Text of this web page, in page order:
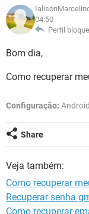
GUIA DE COMPRAS
INSTAGRAM
GUIA DE COMPRAS
CELULAR
OUTLOOK
JOGOS
CELULAR
OUTLOOK
INSTAGRAM
GLOSSÁRIO
INSTAGRAM
GUIA DE COMPRAS
04:50
Perfil
Bom dia,
Como recuperar
Configuração:
Share
Veja também:
Como recuperar
Recuperar senha
Como recuperar